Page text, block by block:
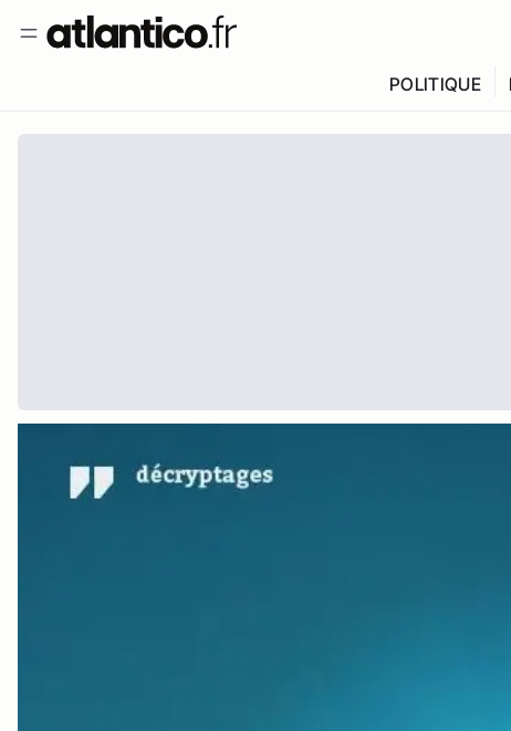
POLITIQUE